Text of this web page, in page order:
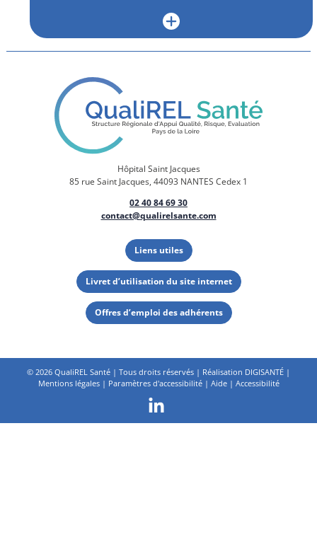
Hôpital Saint Jacques
85 rue Saint Jacques, 44093 NANTES Cedex 1
02 40 84 69 30
contact@qualirelsante.com
Liens utiles
Livret d’utilisation du site internet
Offres d’emploi des adhérents
© 2026 QualiREL Santé | Tous droits réservés | Réalisation DIGISANTÉ |
Mentions légales| Paramètres d'accessibilité| Aide| Accessibilité